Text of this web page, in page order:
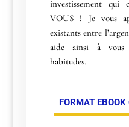
investissement qui
VOUS ! Je vous
existants entre
aide ainsi à vous
habitudes.
FORMAT EBOOK